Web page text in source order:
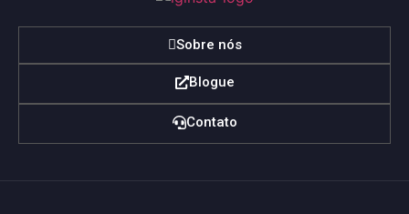
Sobre nós
Blogue
Contato